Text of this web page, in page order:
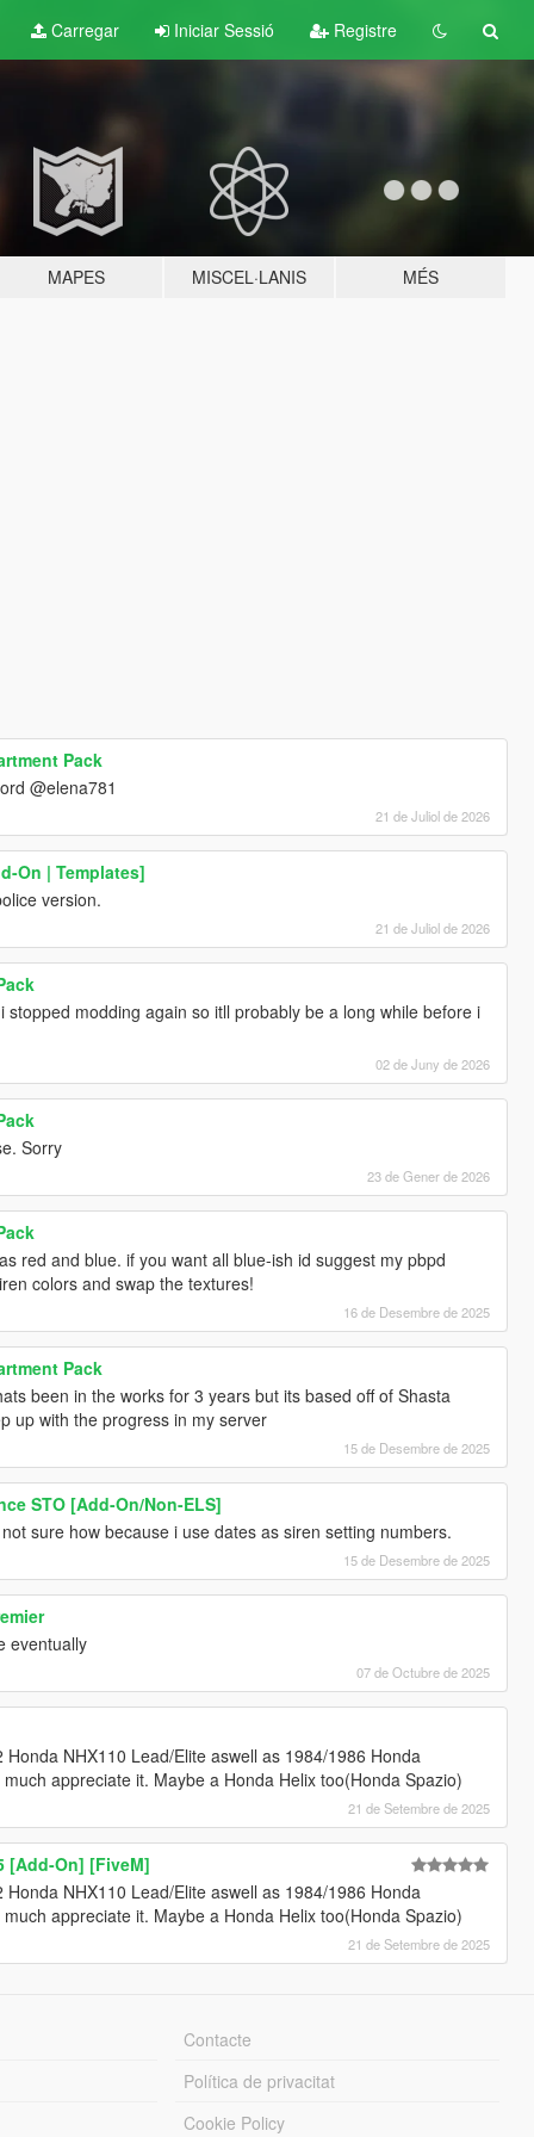
Carregar Iniciar Sessió Registre
MAPES MISCEL·LANIS MÉS
Pack
@elena781
21 de Juliol de 2026
On | Templates]
version.
21 de Juliol de 2026
modding again so itll probably be a long while before i
02 de Juny de 2026
Sorry
23 de Gener de 2026
red and blue. if you want all blue-ish id suggest my pbpd
colors and swap the textures!
16 de Desembre de 2025
Pack
been in the works for 3 years but its based off of Shasta
up with the progress in my server
15 de Desembre de 2025
STO [Add-On/Non-ELS]
sure how because i use dates as siren setting numbers.
15 de Desembre de 2025
eventually
07 de Octubre de 2025
NHX110 Lead/Elite aswell as 1984/1986 Honda
appreciate it. Maybe a Honda Helix too(Honda Spazio)
21 de Setembre de 2025
[Add-On] [FiveM]
NHX110 Lead/Elite aswell as 1984/1986 Honda
appreciate it. Maybe a Honda Helix too(Honda Spazio)
21 de Setembre de 2025
Contacte
Política de privacitat
Cookie Policy